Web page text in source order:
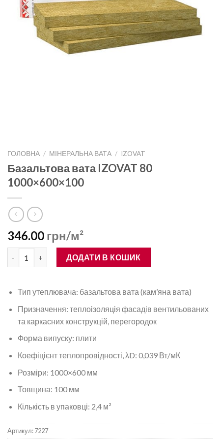
ГОЛОВНА / МІНЕРАЛЬНА ВАТА / IZOVAT
Базальтова вата IZOVAT 80
1000×600×100
346.00 грн/м²
Базальтова вата IZOVAT 80 1000×600×100 кількість
ДОДАТИ В КОШИК
Тип утеплювача: базальтова вата (кам’яна вата)
Призначення: теплоізоляція фасадів вентильованих
та каркасних конструкцій, перегородок
Форма випуску: плити
Коефіцієнт теплопровідності, λD: 0,039 Вт/мК
Розміри: 1000×600 мм
Товщина: 100 мм
Кількість в упаковці: 2,4 м²
Артикул:7227